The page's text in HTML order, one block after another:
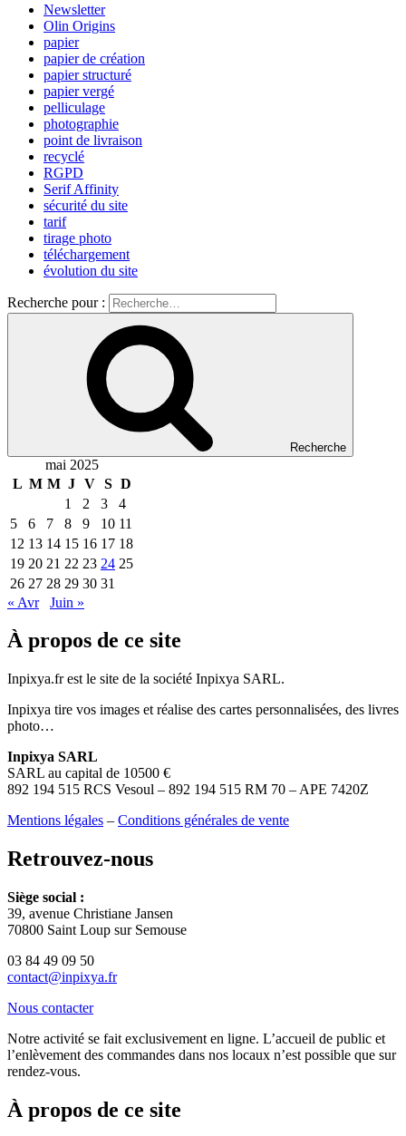
Newsletter
Olin Origins
papier
papier de création
papier structuré
papier vergé
pelliculage
photographie
point de livraison
recyclé
RGPD
Serif Affinity
sécurité du site
tarif
tirage photo
téléchargement
évolution du site
Recherche pour :
Recherche
mai 2025
L M M J V S D
1
2 3
4
5
6 7 8 9 10 11
12 13 14 15 16 17 18
19 20 21 22 23 24 25
26 27 28 29 30 31
« Avr
Juin »
À propos de ce site
Inpixya.fr est le site de la société Inpixya SARL.
Inpixya tire vos images et réalise des cartes personnalisées, des livres
photo…
Inpixya SARL
SARL au capital de 10500 €
892 194 515 RCS Vesoul – 892 194 515 RM 70 – APE 7420Z
Mentions légales – Conditions générales de vente
Retrouvez-nous
Siège social :
39, avenue Christiane Jansen
70800 Saint Loup sur Semouse
03 84 49 09 50
contact@inpixya.fr
Nous contacter
Notre activité se fait exclusivement en ligne. L’accueil de public et
l’enlèvement des commandes dans nos locaux n’est possible que sur
rendez-vous.
À propos de ce site